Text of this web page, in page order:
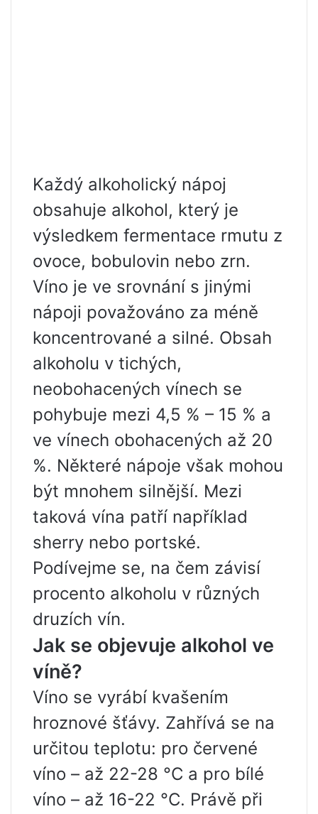
Každý alkoholický nápoj
obsahuje alkohol, který je
výsledkem fermentace rmutu z
ovoce, bobulovin nebo zrn.
Víno je ve srovnání s jinými
nápoji považováno za méně
koncentrované a silné. Obsah
alkoholu v tichých,
neobohacených vínech se
pohybuje mezi 4,5 % – 15 % a
ve vínech obohacených až 20
%. Některé nápoje však mohou
být mnohem silnější. Mezi
taková vína patří například
sherry nebo portské.
Podívejme se, na čem závisí
procento alkoholu v různých
druzích vín.
Jak se objevuje alkohol ve
víně?
Víno se vyrábí kvašením
hroznové šťávy. Zahřívá se na
určitou teplotu: pro červené
víno – až 22-28 °C a pro bílé
víno – až 16-22 °C. Právě při